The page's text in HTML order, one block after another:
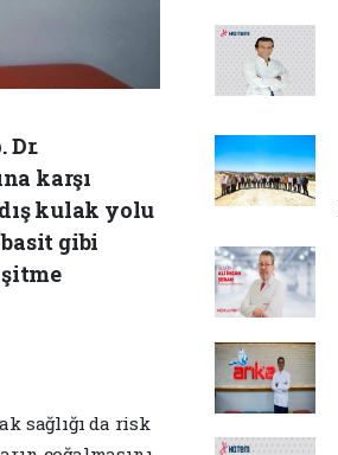
Dr.
karşı
kulak yolu
gibi
sağlığı da risk